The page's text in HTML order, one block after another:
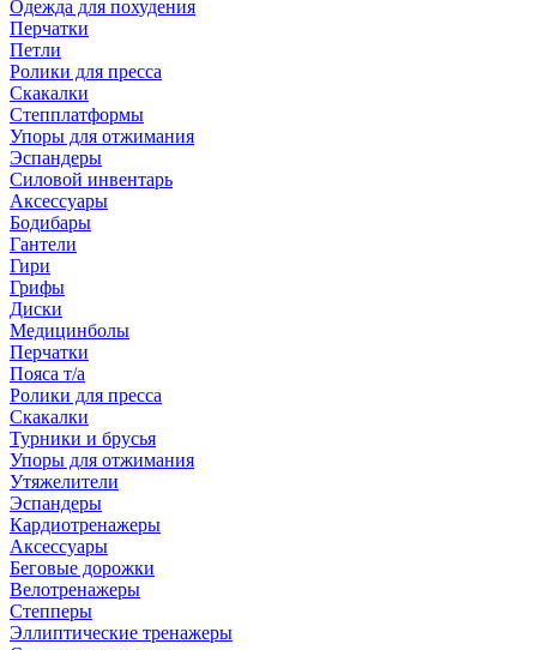
Одежда для похудения
Перчатки
Петли
Ролики для пресса
Скакалки
Степплатформы
Упоры для отжимания
Эспандеры
Силовой инвентарь
Аксессуары
Бодибары
Гантели
Гири
Грифы
Диски
Медицинболы
Перчатки
Пояса т/а
Ролики для пресса
Скакалки
Турники и брусья
Упоры для отжимания
Утяжелители
Эспандеры
Кардиотренажеры
Аксессуары
Беговые дорожки
Велотренажеры
Степперы
Эллиптические тренажеры